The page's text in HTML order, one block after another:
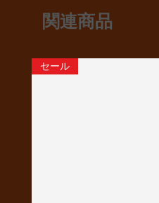
関連商品
セール